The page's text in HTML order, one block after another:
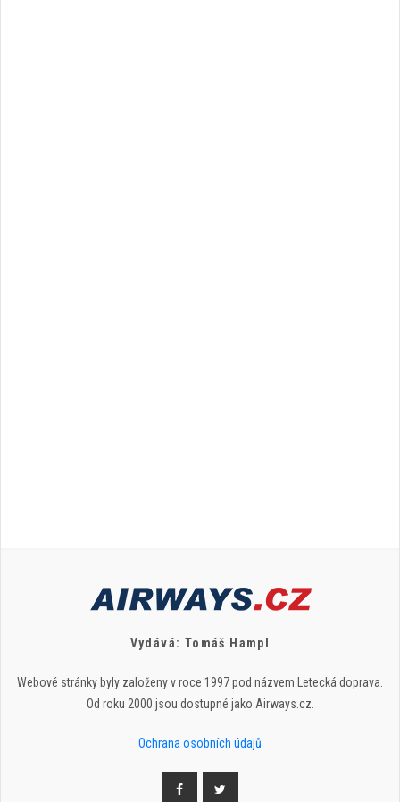
Vydává: Tomáš Hampl
Webové stránky byly založeny v roce 1997 pod názvem Letecká doprava.
Od roku 2000 jsou dostupné jako Airways.cz.
Ochrana osobních údajů